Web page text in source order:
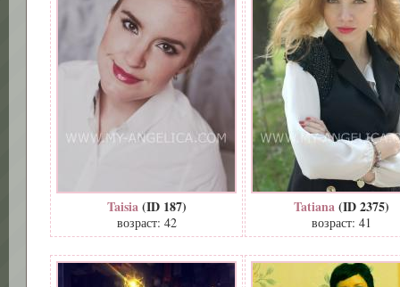
Taisia (ID 187)
возраст: 42
Tatiana (ID 2375)
возраст: 41